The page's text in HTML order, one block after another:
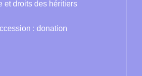
et droits des héritiers
: donation